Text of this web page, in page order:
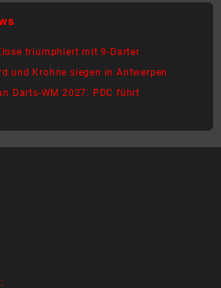
können
auf
Produktseite
gewählt
triumphiert mit 9-Darter
und Krohne siegen in Antwerpen
Darts-WM 2027: PDC führt